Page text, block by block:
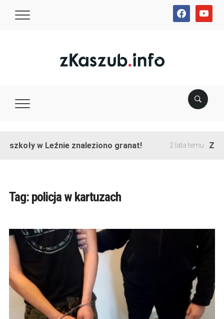
facebookyoutube
szkoły w Leźnie znaleziono granat! 2 lata temu
Tag: policja w kartuzach